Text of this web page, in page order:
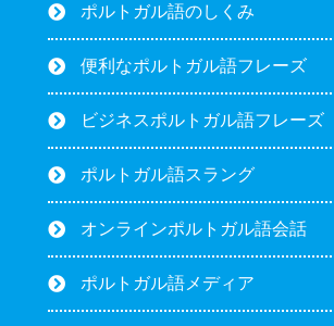
ポルトガル語のしくみ
便利なポルトガル語フレーズ
ビジネスポルトガル語フレーズ
ポルトガル語スラング
オンラインポルトガル語会話
ポルトガル語メディア